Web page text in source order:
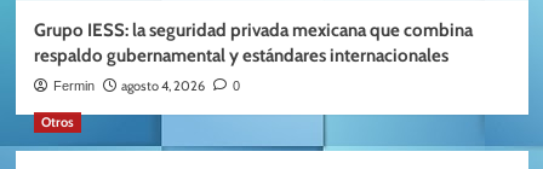
Grupo IESS: la seguridad privada mexicana que combina
respaldo gubernamental y estándares internacionales
Fermin agosto 4, 2026 0
Otros